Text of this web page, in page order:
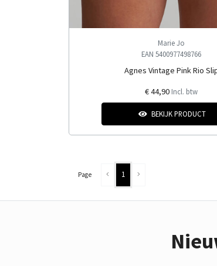
Marie Jo
EAN 5400977498766
Agnes Vintage Pink Rio
€ 44,90 Incl. btw
BEKIJK PRODUCT
Page 1